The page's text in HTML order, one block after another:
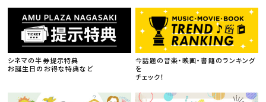
シネマの半券提示特典
お誕生日のお得な特典など
今話題の音楽・映画・書籍のランキング
を
チェック！